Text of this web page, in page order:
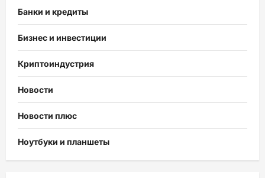
Банки и кредиты
Бизнес и инвестиции
Криптоиндустрия
Новости
Новости плюс
Ноутбуки и планшеты